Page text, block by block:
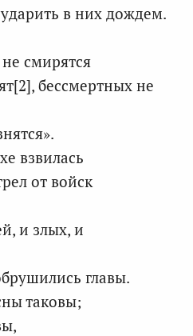
в них дождем.
смирятся
бессмертных не
взвилась
от войск
и злых, и
главы.
таковы;